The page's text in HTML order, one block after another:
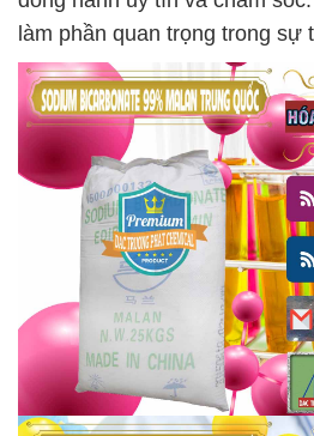
làm phần quan trọng trong sự